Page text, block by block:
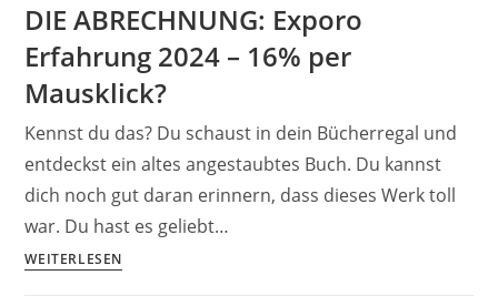
Bondora
(Erfahrung,
Steuern,
Auszahlung,
…)
DIE ABRECHNUNG: Exporo
Erfahrung 2024 – 16% per
Mausklick?
Kennst du das? Du schaust in dein Bücherregal und
entdeckst ein altes angestaubtes Buch. Du kannst
dich noch gut daran erinnern, dass dieses Werk toll
war. Du hast es geliebt…
WEITERLESEN